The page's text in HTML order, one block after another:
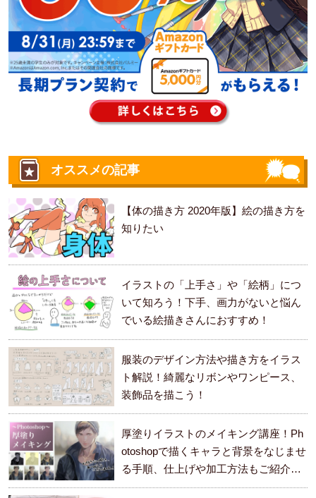
オススメの記事
【体の描き方 2020年版】絵の描き方を
知りたい
イラストの「上手さ」や「絵柄」につ
いて知ろう！下手、画力がないと悩ん
でいる絵描きさんにおすすめ！
服装のデザイン方法や描き方をイラス
ト解説！綺麗なリボンやワンピース、
装飾品を描こう！
厚塗りイラストのメイキング講座！Ph
otoshopで描くキャラと背景をなじませ
る手順、仕上げや加工方法もご紹介し
ます。